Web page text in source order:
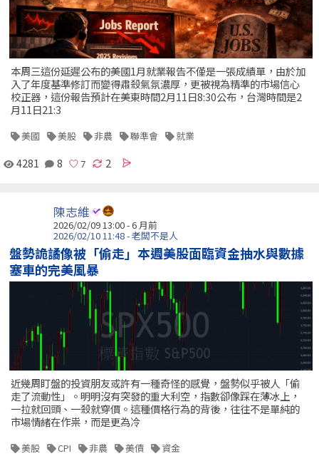
本周三這份延遲公布的美國1月就業報告不僅是一張成績單，由於加
入了年度基準修訂而變得肅殺氣氛濃厚，更被視為精準的市場信心
校正器，這份報告預計在美東時間2月11日8:30公布，台灣時間是2
月11日21:3
美國 美股 非農 聯準會 就業
4281 8 2
陳志維
2026/02/09 13:00 - 6 月前
2026/02/10 11:48 - 老闆不是人
盤勢詭譎像被「偷走」本週美股面臨資金抽水與數據
塞車的完美風暴
近幾周盯盤的投資朋友或許有一種奇怪的感覺，盤勢似乎被人「偷
走了流動性」。明明沒有突發的重大利空，指數卻像踩在薄冰上，
一拉就回頭、一殺就穿價。這種價格行為的背後，往往不是單純的
市場情緒在作祟，而是更為冷
美股 CPI 非農 美債 資金